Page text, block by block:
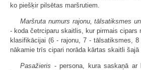
ko piešķir pilsētas maršrutiem.
Maršruta numurs rajonu, tālsatiksmes
- koda četrciparu skaitlis, kur pirmais cipars
klasifikācijai (6 - rajonu, 7 - tālsatiksmes,
nākamie trīs cipari norāda kārtas skaitli šajā
Pasažieris - persona, kura saskaņā